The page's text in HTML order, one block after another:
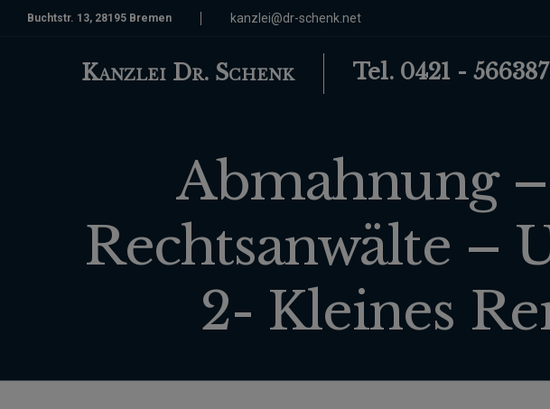
Buchtstr. 13, 28195 Bremen kanzlei@dr-schenk.net
Kanzlei Dr. Schenk Tel. 0421 -
Abmahnung
Rechtsanwälte –
2- Kleines